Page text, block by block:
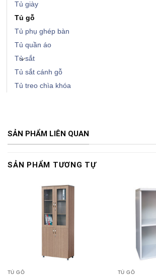
Tủ giày
Tủ gỗ
Tủ phụ ghép bàn
Tủ quần áo
Tủ sắt
Tủ sắt cánh gỗ
Tủ treo chìa khóa
SẢN PHẨM LIÊN QUAN
SẢN PHẨM TƯƠNG TỰ
TỦ GỖ TỦ GỖ